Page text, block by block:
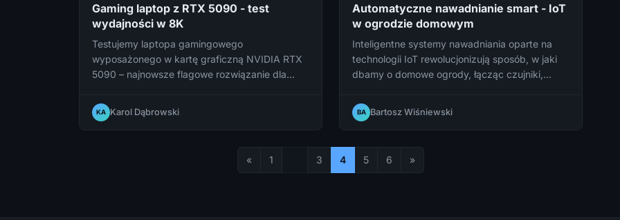
Gaming laptop z RTX 5090 - test
wydajności w 8K
Testujemy laptopa gamingowego
wyposażonego w kartę graficzną NVIDIA RTX
5090 – najnowsze flagowe rozwiązanie dla
wydajność nawet w rozdzielczości 8K. Czy
gaming laptop może rzeczywiście udźwignąć
KA Karol Dąbrowski
Automatyczne nawadnianie smart - IoT
w ogrodzie domowym
Inteligentne systemy nawadniania oparte na
technologii IoT rewolucjonizują sposób, w jaki
dbamy o domowe ogrody, łącząc czujniki,
spójne rozwiązanie. Sprawdź, jak wdrożyć
smart nawadnianie we własnym ogrodzie i ile
BA Bartosz Wiśniewski
« 1 3 4 5 6 »